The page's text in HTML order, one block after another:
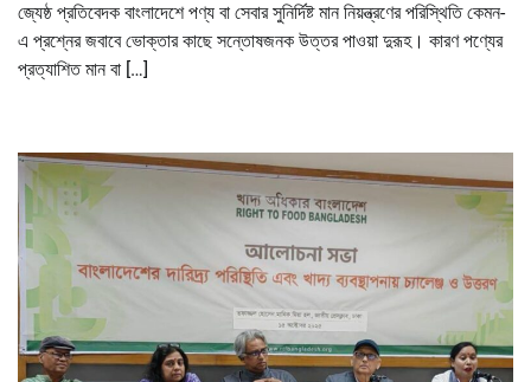
জ্যেষ্ঠ প্রতিবেদক বাংলাদেশে পণ্য বা সেবার সুনির্দিষ্ট মান নিয়ন্ত্রণের পরিস্থিতি কেমন-
এ প্রশ্নের জবাবে ভোক্তার কাছে সন্তোষজনক উত্তর পাওয়া দুরূহ। কারণ পণ্যের
প্রত্যাশিত মান বা […]